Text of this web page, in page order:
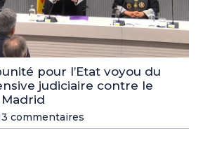
pour l’Etat voyou du
judiciaire contre le
commentaires